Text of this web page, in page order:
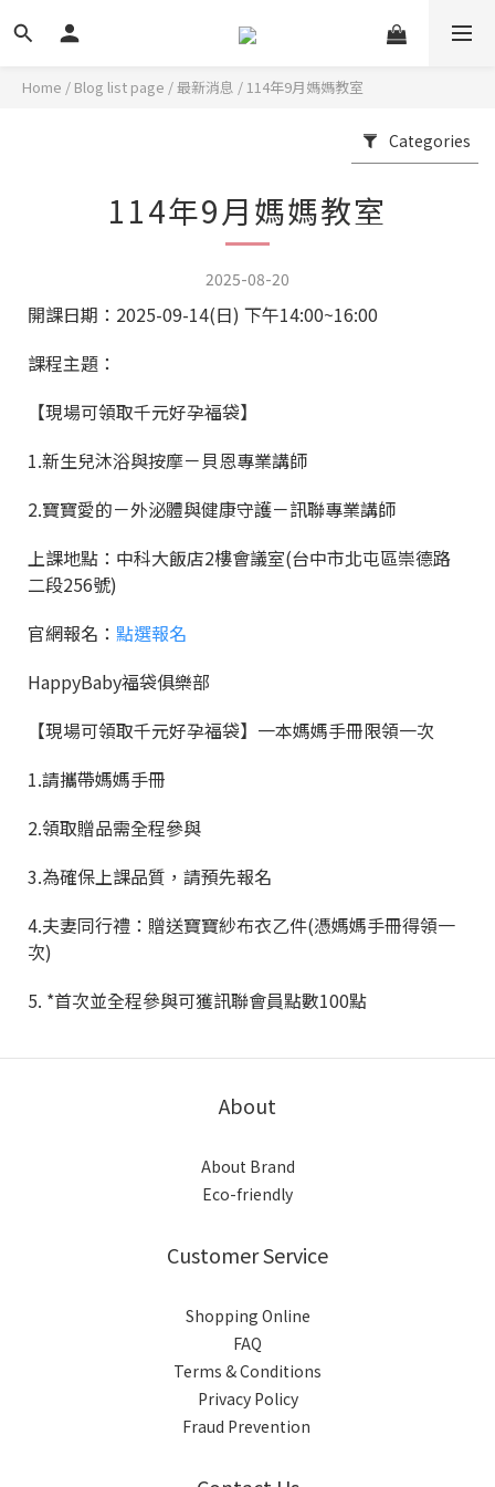
Home / Blog list page /最新消息 /114年9月媽媽教室
Categories
114年9月媽媽教室
2025-08-20
開課日期：2025-09-14(日) 下午14:00~16:00
課程主題：
【現場可領取千元好孕福袋】
1.新生兒沐浴與按摩－貝恩專業講師
2.寶寶愛的－外泌體與健康守護－訊聯專業講師
上課地點：中科大飯店2樓會議室(台中市北屯區崇德路
二段256號)
官網報名： 點選報名
HappyBaby福袋俱樂部
【現場可領取千元好孕福袋】一本媽媽手冊限領一次
1.請攜帶媽媽手冊
2.領取贈品需全程參與
3.為確保上課品質，請預先報名
4.夫妻同行禮：贈送寶寶紗布衣乙件(憑媽媽手冊得領一
次)
5. *首次並全程參與可獲訊聯會員點數100點
About
About Brand
Eco-friendly
Customer Service
Shopping Online
FAQ
Terms & Conditions
Privacy Policy
Fraud Prevention